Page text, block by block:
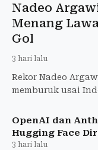
Nadeo
Menang
Gol
3 hari lalu
Rekor Nadeo
memburuk usai
OpenAI dan
Hugging Face
3 hari lalu